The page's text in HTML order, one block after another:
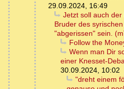
29.09.2024, 16:49
Jetzt soll auch
Bruder des
"abgerissen" sein.
Follow the
Wenn man Dir
einer Knesset-
30.09.2024, 10:02
"dreht einem